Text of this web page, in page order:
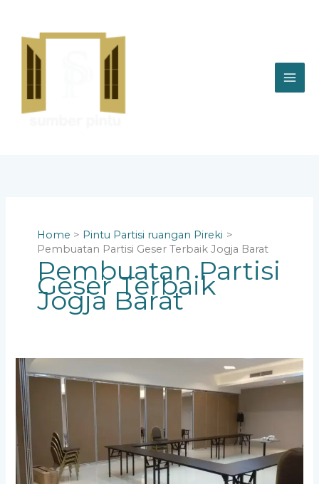
content
Home
Pintu Partisi ruangan Pireki
Pembuatan Partisi Geser Terbaik Jogja Barat
Pembuatan Partisi
Geser Terbaik
Jogja Barat
Bagaimana
Proses
Pembuatan
Partisi
Geser